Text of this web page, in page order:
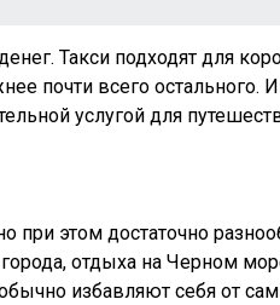
Такси подходят для
почти всего остального.
услугой для
при этом достаточно
отдыха на Черном
избавляют себя от